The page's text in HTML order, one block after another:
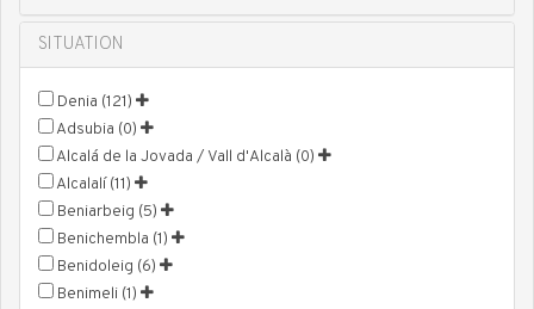
SITUATION
Denia (121)
Adsubia (0)
Alcalá de la Jovada / Vall d'Alcalà (0)
Alcalalí (11)
Beniarbeig (5)
Benichembla (1)
Benidoleig (6)
Benimeli (1)